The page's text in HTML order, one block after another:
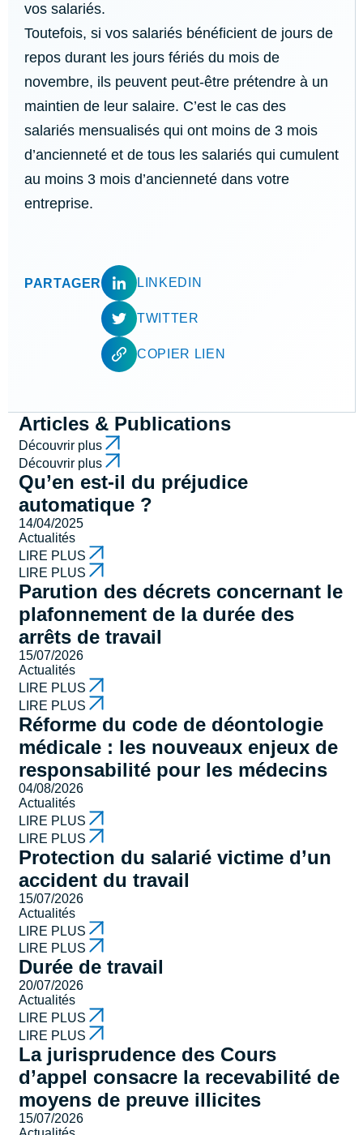
vos salariés.
Toutefois, si vos salariés bénéficient de jours de
repos durant les jours fériés du mois de
novembre, ils peuvent peut-être prétendre à un
maintien de leur salaire. C’est le cas des
salariés mensualisés qui ont moins de 3 mois
d’ancienneté et de tous les salariés qui cumulent
au moins 3 mois d’ancienneté dans votre
entreprise.
PARTAGER LINKEDIN
TWITTER
COPIER LIEN
Articles & Publications
Découvrir plus
Découvrir plus
Qu’en est-il du préjudice
automatique ?
14/04/2025
Actualités
LIRE PLUS
LIRE PLUS
Parution des décrets concernant le
plafonnement de la durée des
arrêts de travail
15/07/2026
Actualités
LIRE PLUS
LIRE PLUS
Réforme du code de déontologie
médicale : les nouveaux enjeux de
responsabilité pour les médecins
04/08/2026
Actualités
LIRE PLUS
LIRE PLUS
Protection du salarié victime d’un
accident du travail
15/07/2026
Actualités
LIRE PLUS
LIRE PLUS
Durée de travail
20/07/2026
Actualités
LIRE PLUS
LIRE PLUS
La jurisprudence des Cours
d’appel consacre la recevabilité de
moyens de preuve illicites
15/07/2026